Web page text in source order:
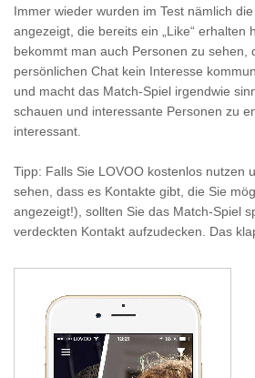
Immer wieder wurden im Test nämlich
angezeigt, die bereits ein „Like“ erhalten
bekommt man auch Personen zu sehen,
persönlichen Chat kein Interesse
und macht das Match-Spiel irgendwie
schauen und interessante Personen zu
interessant.
Tipp: Falls Sie LOVOO kostenlos nutzen
sehen, dass es Kontakte gibt, die Sie
angezeigt!), sollten Sie das Match-Spiel
verdeckten Kontakt aufzudecken. Das